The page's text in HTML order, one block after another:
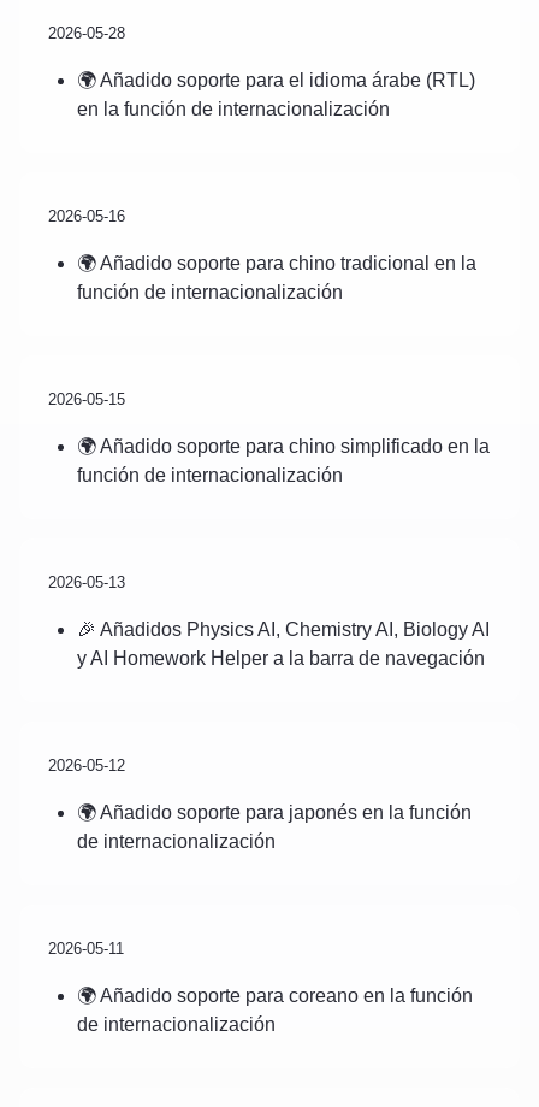
2026-05-28
🌍 Añadido soporte para el idioma árabe (RTL)
en la función de internacionalización
2026-05-16
🌍 Añadido soporte para chino tradicional en la
función de internacionalización
2026-05-15
🌍 Añadido soporte para chino simplificado en la
función de internacionalización
2026-05-13
🎉 Añadidos Physics AI, Chemistry AI, Biology AI
y AI Homework Helper a la barra de navegación
2026-05-12
🌍 Añadido soporte para japonés en la función
de internacionalización
2026-05-11
🌍 Añadido soporte para coreano en la función
de internacionalización